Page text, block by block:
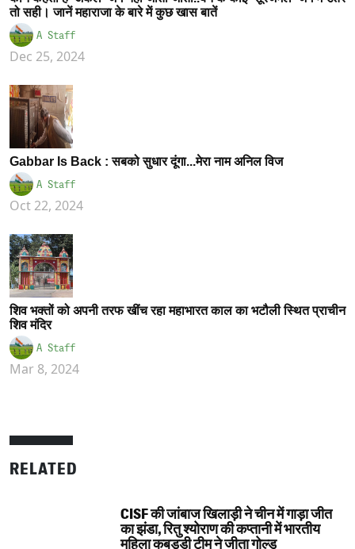
तो सही। जानें महाराजा के बारे में कुछ खास बातें
A Staff
Dec 25, 2024
Gabbar Is Back : सबको सुधार दूंगा...मेरा नाम अनिल विज
A Staff
Oct 22, 2024
शिव भक्तों को अपनी तरफ खींच रहा महाभारत काल का भटौली स्थित प्राचीन
शिव मंदिर
A Staff
Mar 8, 2024
RELATED
CISF की जांबाज खिलाड़ी ने चीन में गाड़ा जीत
का झंडा, रितु श्योराण की कप्तानी में भारतीय
महिला कबड्डी टीम ने जीता गोल्ड